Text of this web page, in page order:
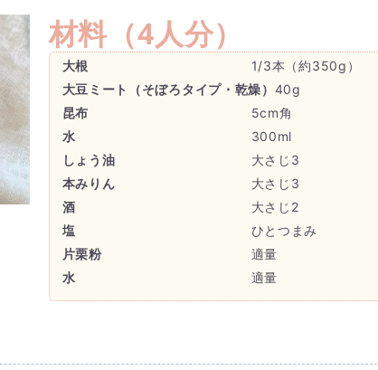
材料（4人分）
大根
1/3本（約350g）
大豆ミート（そぼろタイプ・乾燥） 40g
昆布
5cm角
水
300ml
しょう油
大さじ3
本みりん
大さじ3
酒
大さじ2
塩
ひとつまみ
片栗粉
適量
水
適量